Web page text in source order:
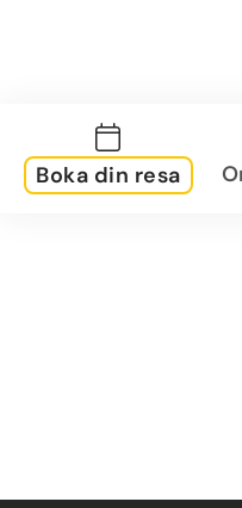
Boka din resa